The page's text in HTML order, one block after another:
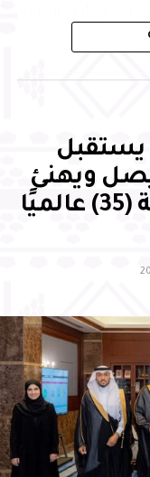
الشخصية تسهم في
مستهدفات رؤية
تبذلها جمعية
تقدمه من مبادرات
ومهاريًا
بأنفسهم، وإيجاد بيئة
والداعمين والجهات
الجهود بين
الخاص يمثل
ويهنئ
الجامعة بتحقيق المرتبة (35) عالميًا